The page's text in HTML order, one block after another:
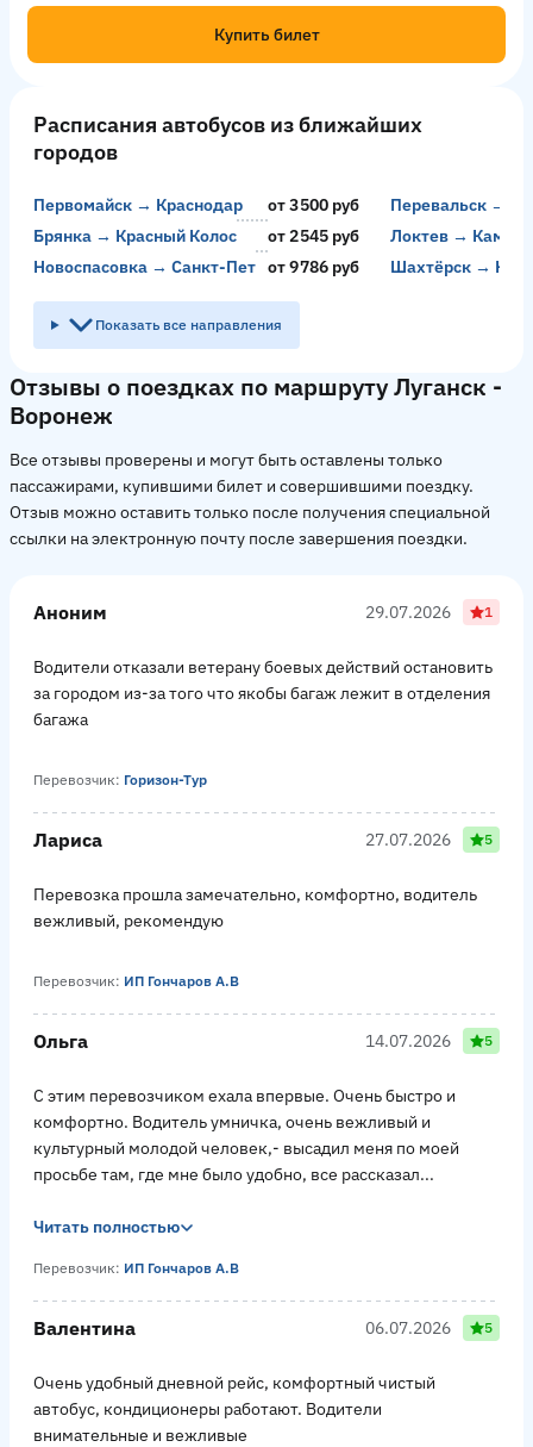
Купить билет
Расписания автобусов из ближайших
городов
Первомайск → Краснодар от 3500 руб
Перевальск →
Брянка → Красный Колос
от 2545 руб
Локтев →
Новоспасовка → Санкт-Петербургот 9786 руб Шахтёрск →
Показать все направления
Отзывы о поездках по маршруту Луганск -
Воронеж
Все отзывы проверены и могут быть оставлены только
пассажирами, купившими билет и совершившими поездку.
Отзыв можно оставить только после получения специальной
ссылки на электронную почту после завершения поездки.
Аноним 29.07.2026 1
Водители отказали ветерану боевых действий остановить
за городом из-за того что якобы багаж лежит в отделения
багажа
Перевозчик: Горизон-Тур
Лариса 27.07.2026 5
Перевозка прошла замечательно, комфортно, водитель
вежливый, рекомендую
Перевозчик: ИП Гончаров А.В
Ольга 14.07.2026 5
С этим перевозчиком ехала впервые. Очень быстро и
комфортно. Водитель умничка, очень вежливый и
культурный молодой человек,- высадил меня по моей
просьбе там, где мне было удобно, все рассказал...
Читать полностью
Перевозчик: ИП Гончаров А.В
Валентина 06.07.2026 5
Очень удобный дневной рейс, комфортный чистый
автобус, кондиционеры работают. Водители
внимательные и вежливые